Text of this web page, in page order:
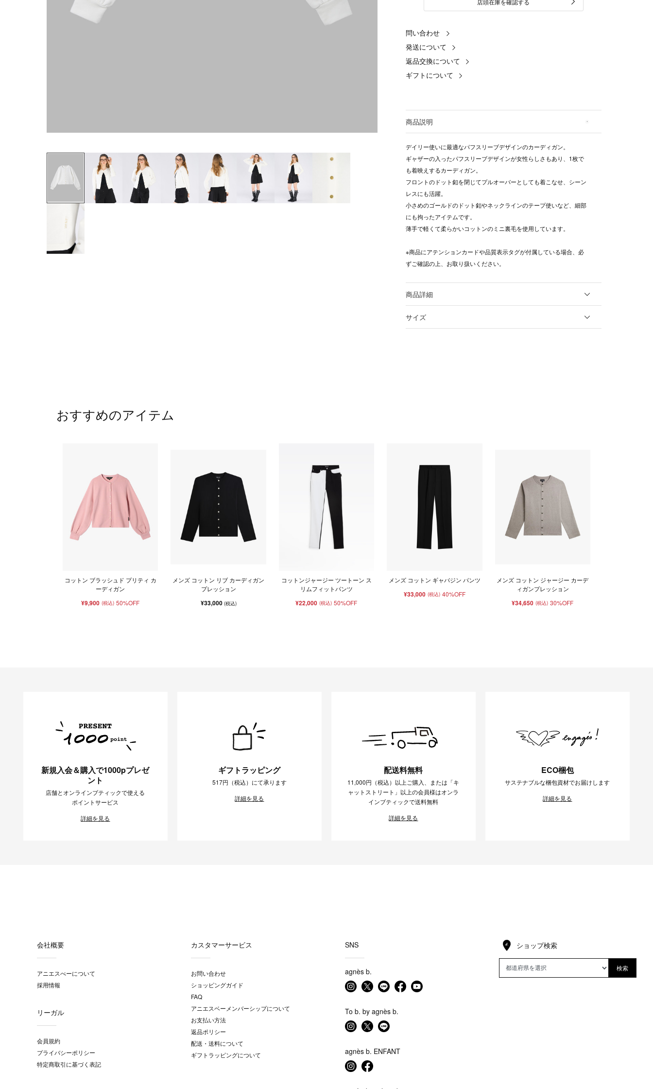
店頭在庫を確認する
問い合わせ
発送について
返品交換について
ギフトについて
商品説明
デイリー使いに最適なパフスリーブデザインのカーディガン。
ギャザーの入ったパフスリーブデザインが女性らしさもあり、1枚で
も着映えするカーディガン。
フロントのドット釦を閉じてプルオーバーとしても着こなせ、シーン
レスにも活躍。
小さめのゴールドのドット釦やネックラインのテープ使いなど、細部
にも拘ったアイテムです。
薄手で軽くて柔らかいコットンのミニ裏毛を使用しています。
※商品にアテンションカードや品質表示タグが付属している場合、必
ずご確認の上、お取り扱いください。
商品詳細
サイズ
おすすめのアイテム
コットン ブラッシュド プリティ カ
ーディガン
¥9,900 (税込) 50%OFF
メンズ コットン リブ カーディガン
プレッション
¥33,000 (税込)
コットンジャージー ツートーン ス
リムフィットパンツ
¥22,000 (税込) 50%OFF
メンズ コットン ギャバジン パンツ
¥33,000 (税込) 40%OFF
メンズ コットン ジャージー カーデ
ィガンプレッション
¥34,650 (税込) 30%OFF
新規入会＆購入で1000pプレゼ
ント
店舗とオンラインブティックで使える
ポイントサービス
詳細を見る
ギフトラッピング
517円（税込）にて承ります
詳細を見る
配送料無料
11,000円（税込）以上ご購入、または「キ
ャットストリート」以上の会員様はオンラ
インブティックで送料無料
詳細を見る
ECO梱包
サステナブルな梱包資材でお届けします
詳細を見る
会社概要
アニエスべーについて
採用情報
リーガル
会員規約
プライバシーポリシー
特定商取引に基づく表記
カスタマーサービス
お問い合わせ
ショッピングガイド
FAQ
アニエスベーメンバーシップについて
お支払い方法
返品ポリシー
配送・送料について
ギフトラッピングについて
SNS
agnès b.
To b. by agnès b.
agnès b. ENFANT
ショップ検索
検索